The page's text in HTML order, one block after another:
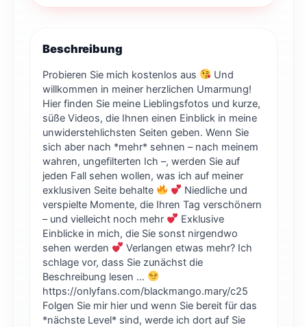
Beschreibung
Probieren Sie mich kostenlos aus
Und
willkommen in meiner herzlichen Umarmung!
Hier finden Sie meine Lieblingsfotos und kurze,
süße Videos, die Ihnen einen Einblick in meine
unwiderstehlichsten Seiten geben. Wenn Sie
sich aber nach *mehr* sehnen – nach meinem
wahren, ungefilterten Ich –, werden Sie auf
jeden Fall sehen wollen, was ich auf meiner
exklusiven Seite behalte
Niedliche und
verspielte Momente, die Ihren Tag verschönern
– und vielleicht noch mehr
Exklusive
Einblicke in mich, die Sie sonst nirgendwo
sehen werden
Verlangen etwas mehr? Ich
schlage vor, dass Sie zunächst die
Beschreibung lesen ...
https://onlyfans.com/blackmango.mary/c25
Folgen Sie mir hier und wenn Sie bereit für das
*nächste Level* sind, werde ich dort auf Sie